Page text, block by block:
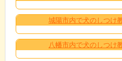
城陽市内で犬のしつけ
八幡市内で犬のしつけ